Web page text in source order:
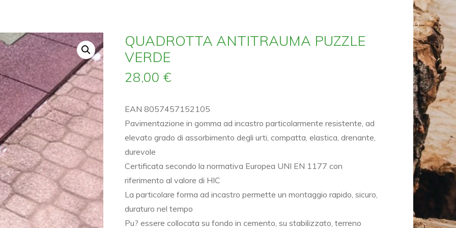
CARRELLO
QUADROTTA ANTITRAUMA PUZZLE
VERDE
28,00 €
EAN 8057457152105
Pavimentazione in gomma ad incastro particolarmente resistente, ad
elevato grado di assorbimento degli urti, compatta, elastica, drenante,
durevole
Certificata secondo la normativa Europea UNI EN 1177 con
riferimento al valore di HIC
La particolare forma ad incastro permette un montaggio rapido, sicuro,
duraturo nel tempo
Pu? essere collocata su fondo in cemento, su stabilizzato, terreno